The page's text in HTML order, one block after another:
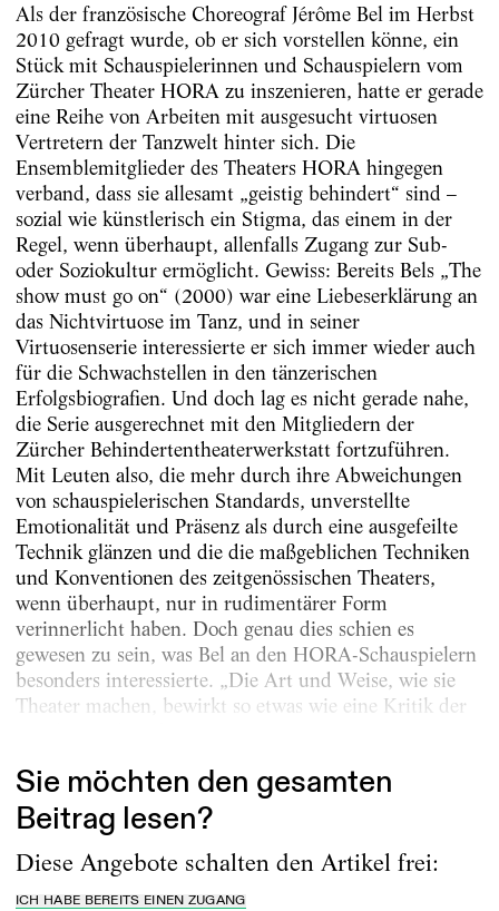
Als der französische Choreograf Jérôme Bel im Herbst
2010 gefragt wurde, ob er sich vorstellen könne, ein
Stück mit Schauspielerinnen und Schauspielern vom
Zürcher Theater HORA zu inszenieren, hatte er gerade
eine Reihe von Arbeiten mit ausgesucht virtuosen
Vertretern der Tanzwelt hinter sich. Die
Ensemblemitglieder des Theaters HORA hingegen
verband, dass sie allesamt „geistig behindert“ sind –
sozial wie künstlerisch ein Stigma, das einem in der
Regel, wenn überhaupt, allenfalls Zugang zur Sub-
oder Soziokultur ermöglicht. Gewiss: Bereits Bels „The
show must go on“ (2000) war eine Liebeserklärung an
das Nichtvirtuose im Tanz, und in seiner
Virtuosenserie interessierte er sich immer wieder auch
für die Schwachstellen in den tänzerischen
Erfolgsbiografien. Und doch lag es nicht gerade nahe,
die Serie ausgerechnet mit den Mitgliedern der
Zürcher Behindertentheaterwerkstatt fortzuführen.
Mit Leuten also, die mehr durch ihre Abweichungen
von schauspielerischen Standards, unverstellte
Emotionalität und Präsenz als durch eine ausgefeilte
Technik glänzen und die die maßgeblichen Techniken
und Konventionen des zeitgenössischen Theaters,
wenn überhaupt, nur in rudimentärer Form
verinnerlicht haben. Doch genau dies schien es
gewesen zu sein, was Bel an den HORA-Schauspielern
besonders interessierte. „Die Art und Weise, wie sie
Theater machen, bewirkt so etwas wie eine Kritik der
Sie möchten den gesamten
Beitrag lesen?
Diese Angebote schalten den Artikel frei:
ICH HABE BEREITS EINEN ZUGANG